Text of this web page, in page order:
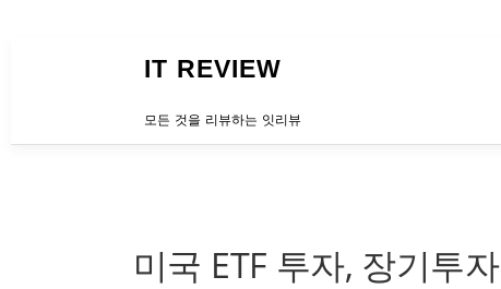
IT REVIEW
모든 것을 리뷰하는 잇리뷰
미국 ETF 투자, 장기투